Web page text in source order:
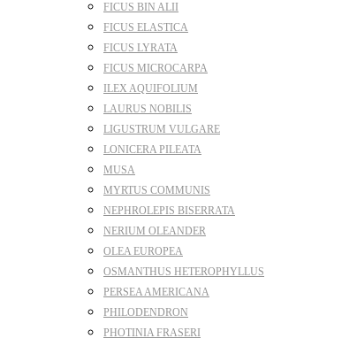
FICUS BIN ALII
FICUS ELASTICA
FICUS LYRATA
FICUS MICROCARPA
ILEX AQUIFOLIUM
LAURUS NOBILIS
LIGUSTRUM VULGARE
LONICERA PILEATA
MUSA
MYRTUS COMMUNIS
NEPHROLEPIS BISERRATA
NERIUM OLEANDER
OLEA EUROPEA
OSMANTHUS HETEROPHYLLUS
PERSEA AMERICANA
PHILODENDRON
PHOTINIA FRASERI